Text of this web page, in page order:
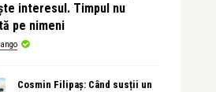
interesul. Timpul nu
pe nimeni
Cosmin Filipaș: Când susții un